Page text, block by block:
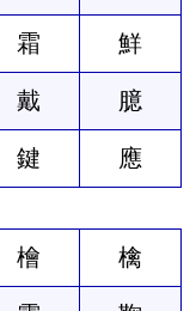
霜 鮮
戴 臆
鍵 應
檜 檎